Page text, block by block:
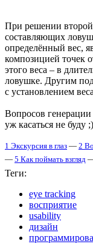
При решении второй
составляющих
определённый вес,
композицией точек
этого веса – в
ловушке. Другим
с установлением
Вопросов
уж касаться не буду ;)
1 Экскурсия в глаз — 2
— 5 Как поймать взгляд
Теги:
eye tracking
восприятие
usability
дизайн